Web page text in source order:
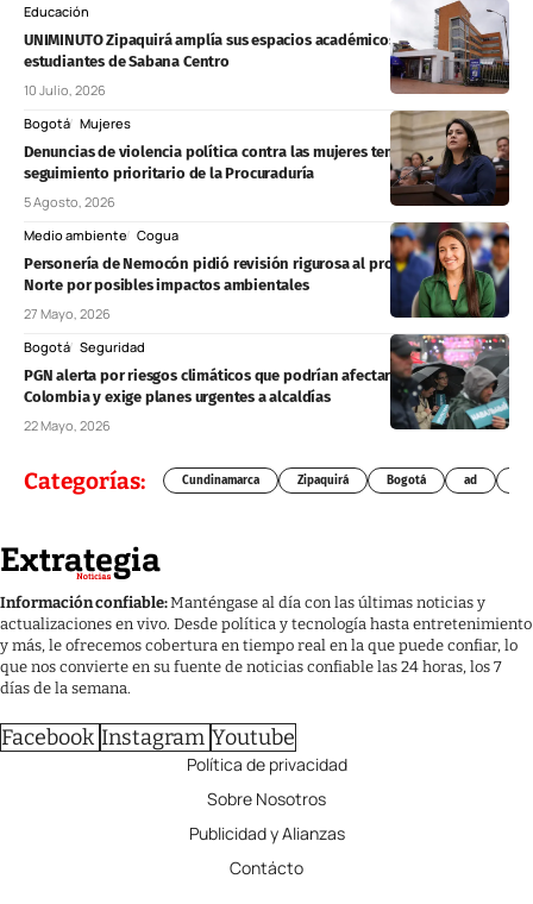
Educación
UNIMINUTO Zipaquirá amplía sus espacios académicos para
estudiantes de Sabana Centro
10 Julio, 2026
Bogotá Mujeres
Denuncias de violencia política contra las mujeres tendrán
seguimiento prioritario de la Procuraduría
5 Agosto, 2026
Medio ambiente Cogua
Personería de Nemocón pidió revisión rigurosa al proyecto Chivor II
Norte por posibles impactos ambientales
27 Mayo, 2026
Bogotá Seguridad
PGN alerta por riesgos climáticos que podrían afectar elecciones en
Colombia y exige planes urgentes a alcaldías
22 Mayo, 2026
Categorías: Cundinamarca Zipaquirá Bogotá ad
Información confiable:Manténgase al día con las últimas noticias y
actualizaciones en vivo. Desde política y tecnología hasta entretenimiento
y más, le ofrecemos cobertura en tiempo real en la que puede confiar, lo
que nos convierte en su fuente de noticias confiable las 24 horas, los 7
días de la semana.
Facebook Instagram Youtube
Política de privacidad
Sobre Nosotros
Publicidad y Alianzas
Contácto